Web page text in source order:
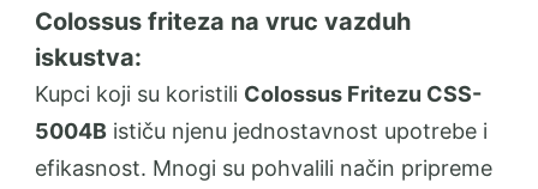
Colossus friteza na vruc vazduh
iskustva:
Kupci koji su koristili Colossus Fritezu CSS-
5004B ističu njenu jednostavnost upotrebe i
efikasnost. Mnogi su pohvalili način pripreme